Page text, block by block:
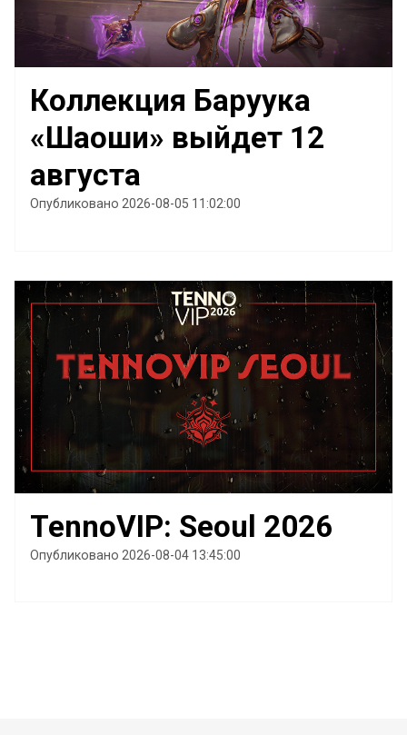
Коллекция Баруука
«Шаоши» выйдет 12
августа
Опубликовано 2026-08-05 11:02:00
TennoVIP: Seoul 2026
Опубликовано 2026-08-04 13:45:00